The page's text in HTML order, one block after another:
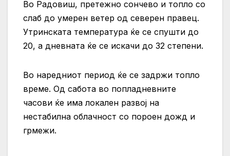
Во Радовиш, претежно сончево и топло со
слаб до умерен ветер од северен правец.
Утринската температура ќе се спушти до
20, а дневната ќе се искачи до 32 степени.
Во наредниот период ќе се задржи топло
време. Од сабота во попладневните
часови ќе има локален развој на
нестабилна облачност со пороен дожд и
грмежи.